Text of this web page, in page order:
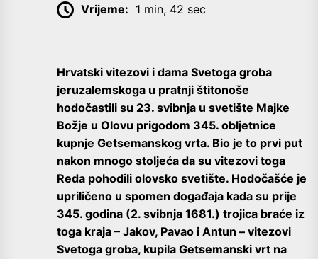
Vrijeme: 1 min, 42 sec
Hrvatski vitezovi i dama Svetoga groba
jeruzalemskoga u pratnji štitonoše
hodočastili su 23. svibnja u svetište Majke
Božje u Olovu prigodom 345. obljetnice
kupnje Getsemanskog vrta. Bio je to prvi put
nakon mnogo stoljeća da su vitezovi toga
Reda pohodili olovsko svetište. Hodočašće je
upriličeno u spomen događaja kada su prije
345. godina (2. svibnja 1681.) trojica braće iz
toga kraja – Jakov, Pavao i Antun – vitezovi
Svetoga groba, kupila Getsemanski vrt na